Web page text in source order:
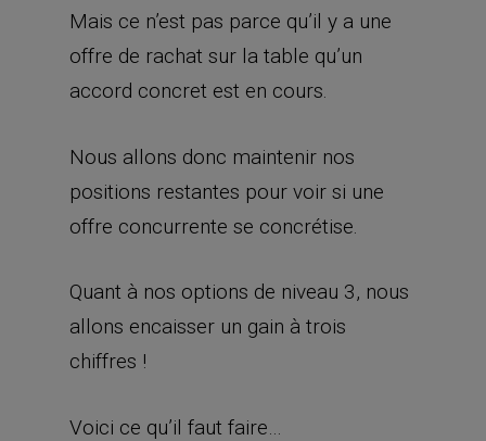
Mais ce n’est pas parce qu’il y a une
offre de rachat sur la table qu’un
accord concret est en cours.
Nous allons donc maintenir nos
positions restantes pour voir si une
offre concurrente se concrétise.
Quant à nos options de niveau 3, nous
allons encaisser un gain à trois
chiffres !
Voici ce qu’il faut faire…